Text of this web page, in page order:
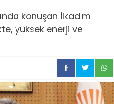
konuşan İlkadım
yüksek enerji ve